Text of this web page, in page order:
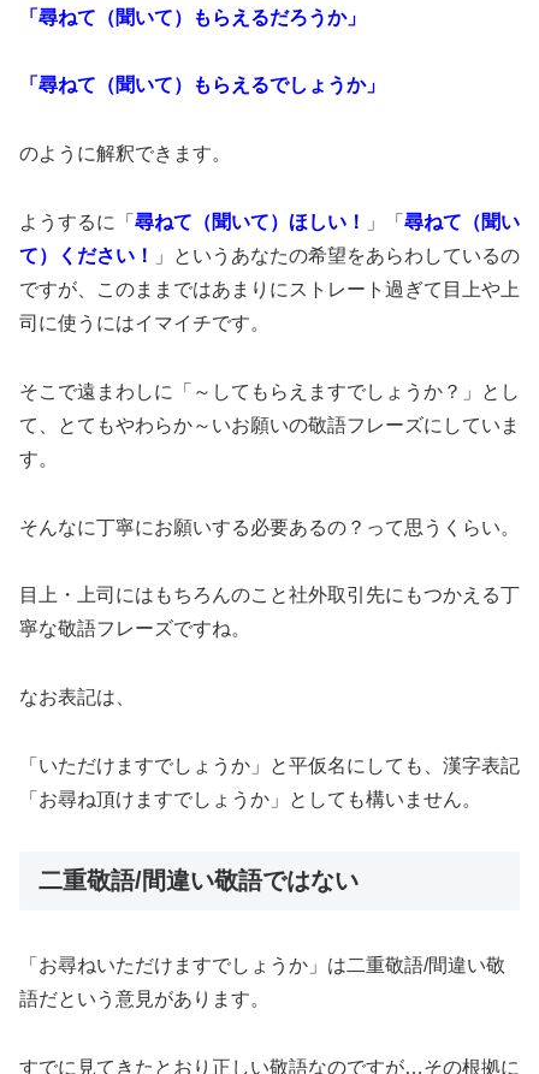
「尋ねて（聞いて）もらえるだろうか」
「尋ねて（聞いて）もらえるでしょうか」
のように解釈できます。
ようするに「 尋ねて（聞いて）ほしい！ 」「 尋ねて（聞い
て）ください！
」というあなたの希望をあらわしているの
ですが、このままではあまりにストレート過ぎて目上や上
司に使うにはイマイチです。
そこで遠まわしに「～してもらえますでしょうか？」とし
て、とてもやわらか～いお願いの敬語フレーズにしていま
す。
そんなに丁寧にお願いする必要あるの？って思うくらい。
目上・上司にはもちろんのこと社外取引先にもつかえる丁
寧な敬語フレーズですね。
なお表記は、
「いただけますでしょうか」と平仮名にしても、漢字表記
「お尋ね頂けますでしょうか」としても構いません。
二重敬語/間違い敬語ではない
「お尋ねいただけますでしょうか」は二重敬語/間違い敬
語だという意見があります。
すでに見てきたとおり正しい敬語なのですが…その根拠に